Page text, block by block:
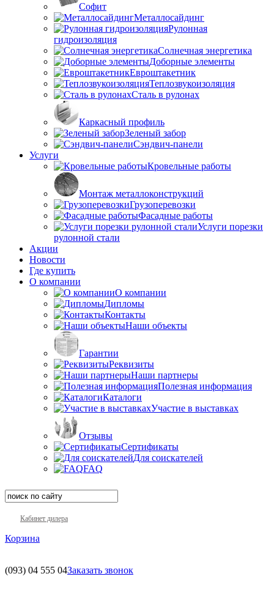
Софит
Металлосайдинг
Рулонная
гидроизоляция
Солнечная энергетика
Доборные элементы
Евроштакетник
Теплозвукоизоляция
Сталь в рулонах
Каркасный профиль
Зеленый забор
Сэндвич-панели
Услуги
Кровельные работы
Монтаж металлоконструкций
Грузоперевозки
Фасадные работы
Услуги порезки
рулонной стали
Акции
Новости
Где купить
О компании
О компании
Дипломы
Контакты
Наши объекты
Гарантии
Реквизиты
Наши партнеры
Полезная информация
Каталоги
Участие в выставках
Отзывы
Сертификаты
Для соискателей
FAQ
Кабинет дилера
Корзина
(093) 04 555 04Заказать звонок